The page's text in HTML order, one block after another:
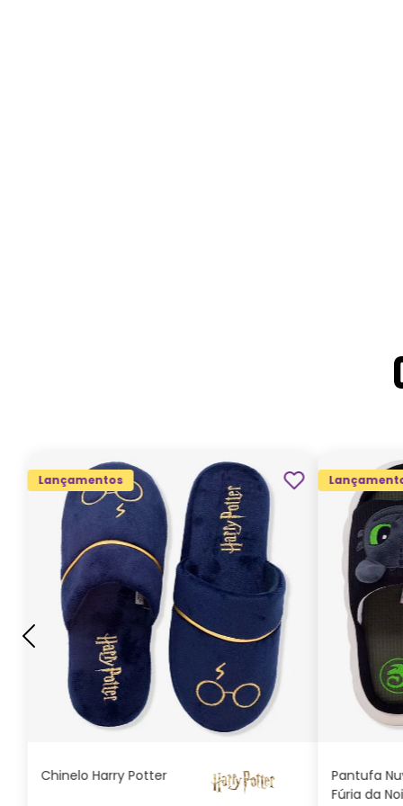
Lançamentos
Chinelo Harry Potter
G GG M P
ADICIONAR AO
CARRINHO
Pantufa
Fúria da